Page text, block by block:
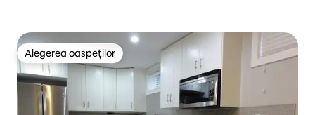
Alegerea oaspeților
Alegerea oaspeților